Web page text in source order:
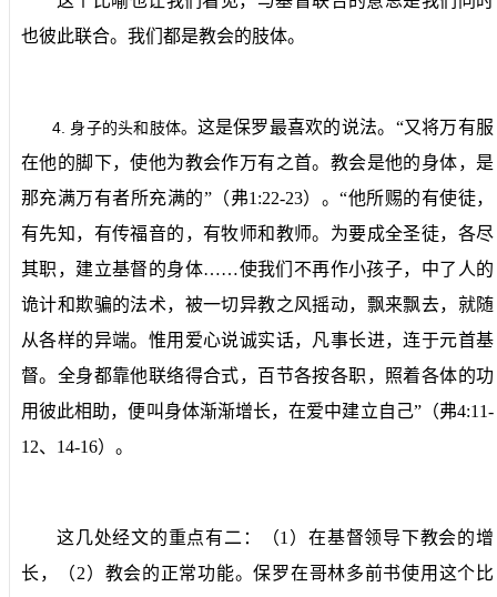
也彼此联合。我们都是教会的肢体。
4. 身子的头和肢体。 这是保罗最喜欢的说法。“又将万有服
在他的脚下，使他为教会作万有之首。教会是他的身体，是
那充满万有者所充满的”（弗1:22-23）。“他所赐的有使徒，
有先知，有传福音的，有牧师和教师。为要成全圣徒，各尽
其职，建立基督的身体……使我们不再作小孩子，中了人的
诡计和欺骗的法术，被一切异教之风摇动，飘来飘去，就随
从各样的异端。惟用爱心说诚实话，凡事长进，连于元首基
督。全身都靠他联络得合式，百节各按各职，照着各体的功
用彼此相助，便叫身体渐渐增长，在爱中建立自己”（弗4:11-
12、 14-16）。
这几处经文的重点有二：（1 ）在基督领导下教会的增
长，（2）教会的正常功能。保罗在哥林多前书使用这个比